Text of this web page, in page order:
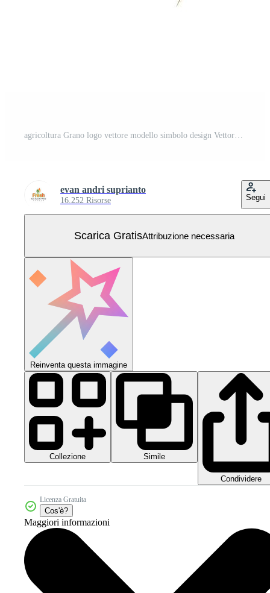
agricoltura Grano logo vettore modello simbolo design Vettore Gratuito
evan andri suprianto
16.252 Risorse Segui
Scarica GratisAttribuzione necessaria
Reinventa questa immagine
Collezione Simile
Condividere
Licenza Gratuita
Cos'è?
Maggiori informazioni